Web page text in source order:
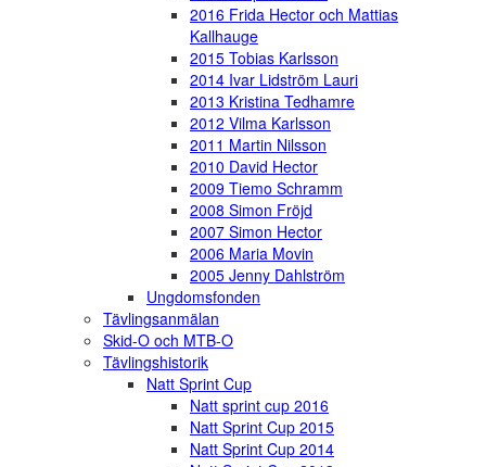
2016 Frida Hector och Mattias
Kallhauge
2015 Tobias Karlsson
2014 Ivar Lidström Lauri
2013 Kristina Tedhamre
2012 Vilma Karlsson
2011 Martin Nilsson
2010 David Hector
2009 Tiemo Schramm
2008 Simon Fröjd
2007 Simon Hector
2006 Maria Movin
2005 Jenny Dahlström
Ungdomsfonden
Tävlingsanmälan
Skid-O och MTB-O
Tävlingshistorik
Natt Sprint Cup
Natt sprint cup 2016
Natt Sprint Cup 2015
Natt Sprint Cup 2014